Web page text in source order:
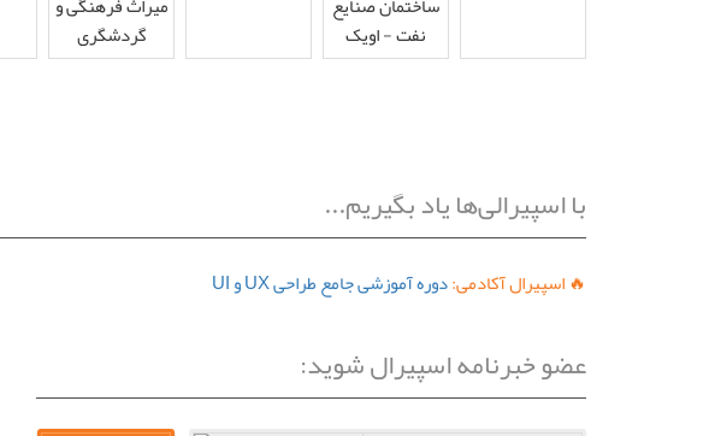
با اسپیرالی‌ها یاد بگیریم...
🔥 اسپیرال آکادمی:دوره آموزشی جامع طراحی UX و UI
عضو خبرنامه اسپیرال شوید: